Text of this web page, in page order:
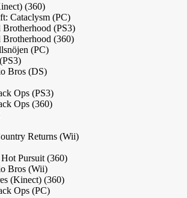
(360)
Cataclysm (PC)
Brotherhood (PS3)
Brotherhood (360)
(PC)
Bros (DS)
Ops (PS3)
Ops (360)
Returns (Wii)
Pursuit (360)
Bros (Wii)
(Kinect) (360)
Ops (PC)